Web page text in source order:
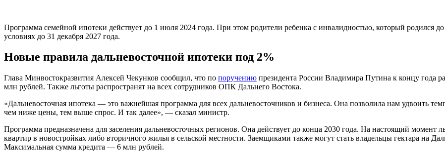
Программа семейной ипотеки действует до 1 июля 2024 года. При этом родители ребенка с инвалидностью, который родился
условиях до 31 декабря 2027 года.
Новые правила дальневосточной ипотеки под 2%
Глава Минвостокразвития Алексей Чекунков сообщил, что по поручению президента России Владимира Путина к концу года
млн рублей. Также льготы распространят на всех сотрудников ОПК Дальнего Востока.
«Дальневосточная ипотека — это важнейшая программа для всех дальневосточников и бизнеса. Она позволила нам удвоить
чем ниже цены, тем выше спрос. И так далее», — сказал министр.
Программа предназначена для заселения дальневосточных регионов. Она действует до конца 2030 года. На настоящий
квартир в новостройках либо вторичного жилья в сельской местности. Заемщиками также могут стать владельцы гектара на
Максимальная сумма кредита — 6 млн рублей.